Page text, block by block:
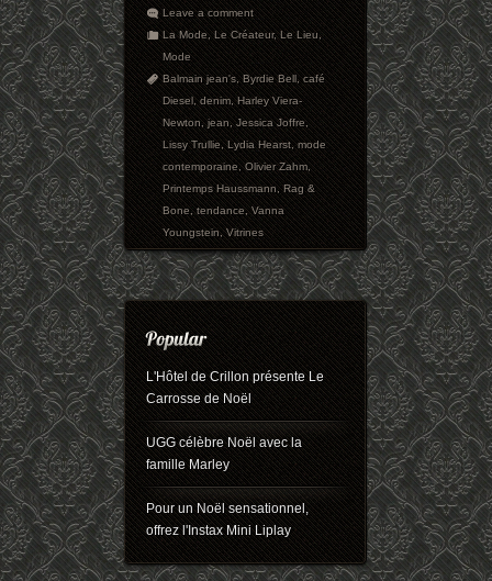
Leave a comment
La Mode,Le Créateur,Le Lieu,
Mode
Balmain jean's,Byrdie Bell,café
Diesel,denim,Harley Viera-
Newton,jean,Jessica Joffre,
Lissy Trullie,Lydia Hearst,mode
contemporaine,Olivier Zahm,
Printemps Haussmann,Rag &
Bone,tendance,Vanna
Youngstein,Vitrines
L'Hôtel de Crillon présente Le
Carrosse de Noël
UGG célèbre Noël avec la
famille Marley
Pour un Noël sensationnel,
offrez l'Instax Mini Liplay